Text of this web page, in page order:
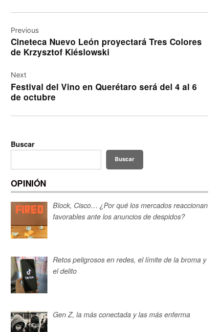
de
entradas
Previous
Cineteca Nuevo León proyectará Tres Colores
de Krzysztof Kiéslowski
Next
Festival del Vino en Querétaro será del 4 al 6
de octubre
Buscar
Buscar
OPINIÓN
Block, Cisco… ¿Por qué los mercados reaccionan
favorables ante los anuncios de despidos?
Retos peligrosos en redes, el límite de la broma y
el delito
Gen Z, la más conectada y las más enferma